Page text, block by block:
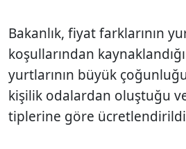
Bakanlık, fiyat farklarının
koşullarından
yurtlarının büyük
kişilik odalardan oluştuğu
tiplerine göre